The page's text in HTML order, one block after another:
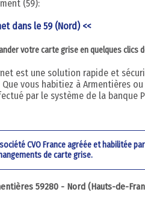
(59):
dans le 59 (Nord) <<
votre carte grise en quelques
est une solution rapide et
vous habitiez à Armentières ou
par le système de la banque
CVO France agréée et habilitée
de carte grise.
59280 - Nord (Hauts-de-